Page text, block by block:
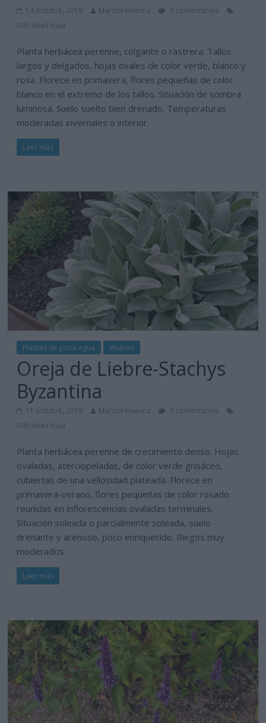
14 octubre, 2019 Marisol Huesca
0 comentarios
Dificultad baja
Planta herbácea perenne, colgante o rastrera. Tallos
largos y delgados, hojas ovales de color verde, blanco y
rosa. Florece en primavera, flores pequeñas de color
blanco en el extremo de los tallos. Situación de sombra
luminosa. Suelo suelto bien drenado. Temperaturas
moderadas invernales o interior.
Leer más
Plantas de poca agua Vivaces
Oreja de Liebre-Stachys
Byzantina
11 octubre, 2019 Marisol Huesca
0 comentarios
Dificultad baja
Planta herbácea perenne de crecimiento denso. Hojas
ovaladas, aterciopeladas, de color verde grisáceo,
cubiertas de una vellosidad plateada. Florece en
primavera-verano, flores pequeñas de color rosado
reunidas en inflorescencias ovaladas terminales.
Situación soleada o parcialmente soleada, suelo
drenante y arenoso, poco enriquecido. Riegos muy
moderados.
Leer más